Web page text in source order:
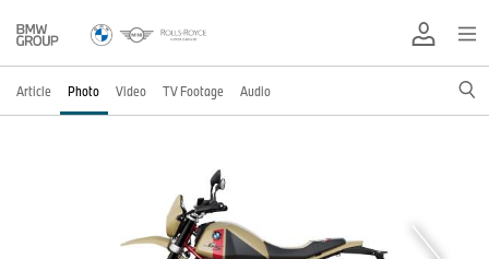
Article Photo Video TV Footage Audio